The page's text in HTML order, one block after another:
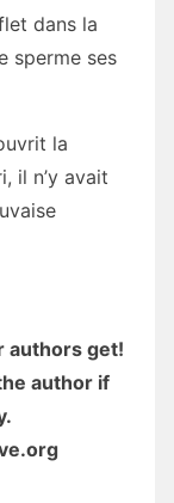
dans la
sperme ses
la
il n’y avait
authors get!
author if